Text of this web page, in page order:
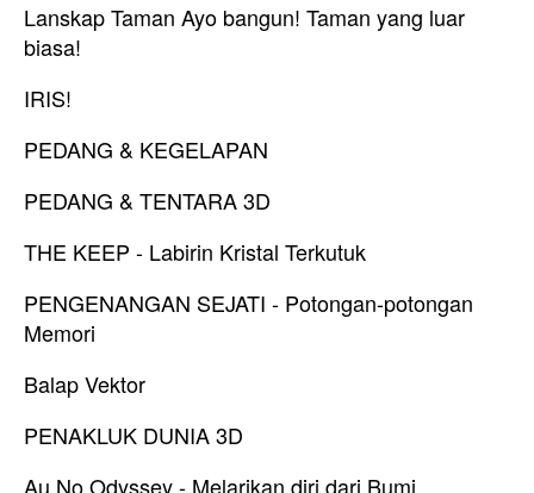
Lanskap Taman Ayo bangun! Taman yang luar
biasa!
IRIS!
PEDANG & KEGELAPAN
PEDANG & TENTARA 3D
THE KEEP - Labirin Kristal Terkutuk
PENGENANGAN SEJATI - Potongan-potongan
Memori
Balap Vektor
PENAKLUK DUNIA 3D
Au No Odyssey - Melarikan diri dari Bumi